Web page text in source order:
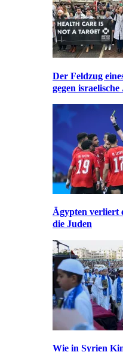
Der Feldzug
gegen
Ägypten verliert
die Juden
Wie in Syrien